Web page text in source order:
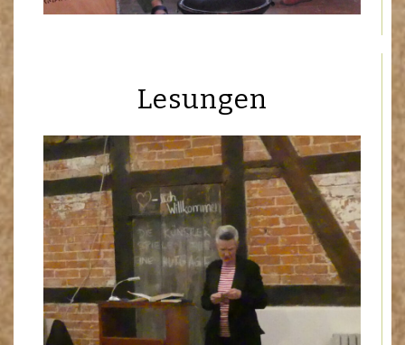
Lesungen
Dieter Hufschmidt
Sibylle Narberhaus
Heike Wolpert
Dr. Thorsten Sueße
Renate Folkers